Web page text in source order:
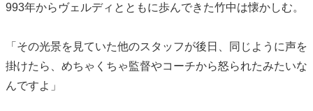
993年からヴェルディとともに歩んできた竹中は懐かしむ。
「その光景を見ていた他のスタッフが後日、同じように声を
掛けたら、めちゃくちゃ監督やコーチから怒られたみたいな
んですよ」